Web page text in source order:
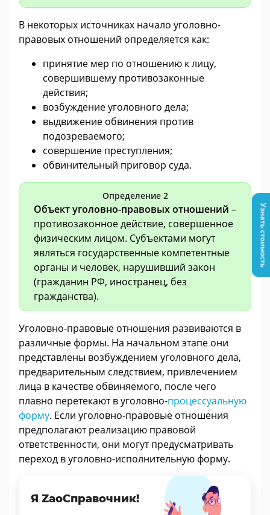
В некоторых источниках начало уголовно-
правовых отношений определяется как:
принятие мер по отношению к лицу,
совершившему противозаконные
действия;
возбуждение уголовного дела;
выдвижение обвинения против
подозреваемого;
совершение преступления;
обвинительный приговор суда.
Определение 2
Объект уголовно-правовых отношений –
противозаконное действие, совершенное
физическим лицом. Субъектами могут
являться государственные компетентные
органы и человек, нарушивший закон
(гражданин РФ, иностранец, без
гражданства).
Уголовно-правовые отношения развиваются в
различные формы. На начальном этапе они
представлены возбуждением уголовного дела,
предварительным следствием, привлечением
лица в качестве обвиняемого, после чего
плавно перетекают в уголовно-процессуальную
форму. Если уголовно-правовые отношения
предполагают реализацию правовой
ответственности, они могут предусматривать
переход в уголовно-исполнительную форму.
Я ZaoСправочник!
Узнать стоимость